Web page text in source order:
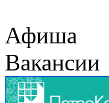
Афиша
Вакансии